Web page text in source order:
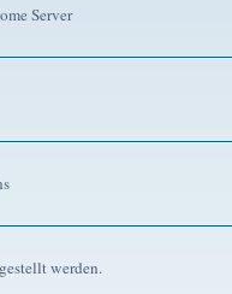
Server
werden.